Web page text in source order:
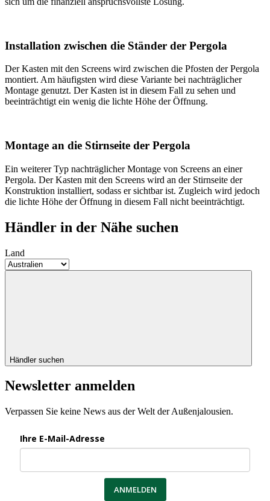
Installation zwischen die Ständer der Pergola
Der Kasten mit den Screens wird zwischen die Pfosten der Pergola
montiert. Am häufigsten wird diese Variante bei nachträglicher
Montage genutzt. Der Kasten ist in diesem Fall zu sehen und
beeinträchtigt ein wenig die lichte Höhe der Öffnung.
Montage an die Stirnseite der Pergola
Ein weiterer Typ nachträglicher Montage von Screens an einer
Pergola. Der Kasten mit den Screens wird an der Stirnseite der
Konstruktion installiert, sodass er sichtbar ist. Zugleich wird jedoch
die lichte Höhe der Öffnung in diesem Fall nicht beeinträchtigt.
Händler in der Nähe suchen
Land
Händler suchen
Newsletter anmelden
Verpassen Sie keine News aus der Welt der Außenjalousien.
Ihre E-Mail-Adresse
ANMELDEN